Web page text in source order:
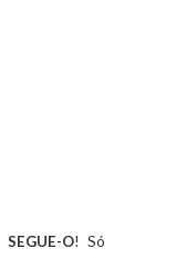
SEGUE-O! Só